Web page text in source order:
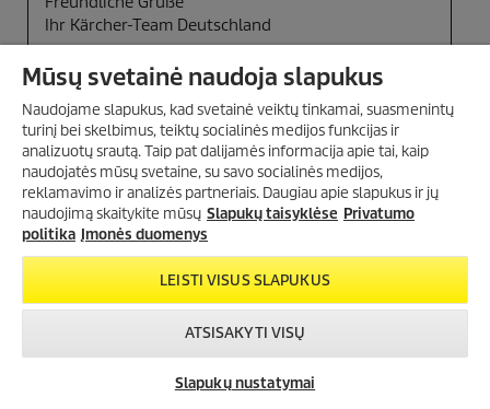
PRENUMERUOKITE
NAUJIENLAIŠKĮ
DAUGIAU INFORMACIJOS
Kur įsigyti?
Mūsų svetainė naudoja slapukus
Naudojame slapukus, kad svetainė veiktų tinkamai, suasmenintų
turinį bei skelbimus, teiktų socialinės medijos funkcijas ir
analizuotų srautą. Taip pat dalijamės informacija apie tai, kaip
naudojatės mūsų svetaine, su savo socialinės medijos,
reklamavimo ir analizės partneriais. Daugiau apie slapukus ir jų
naudojimą skaitykite mūsų Slapukų taisyklėse Privatumo
politika Įmonės duomenys
LEISTI VISUS SLAPUKUS
ATSISAKYTI VISŲ
Slapukų nustatymai